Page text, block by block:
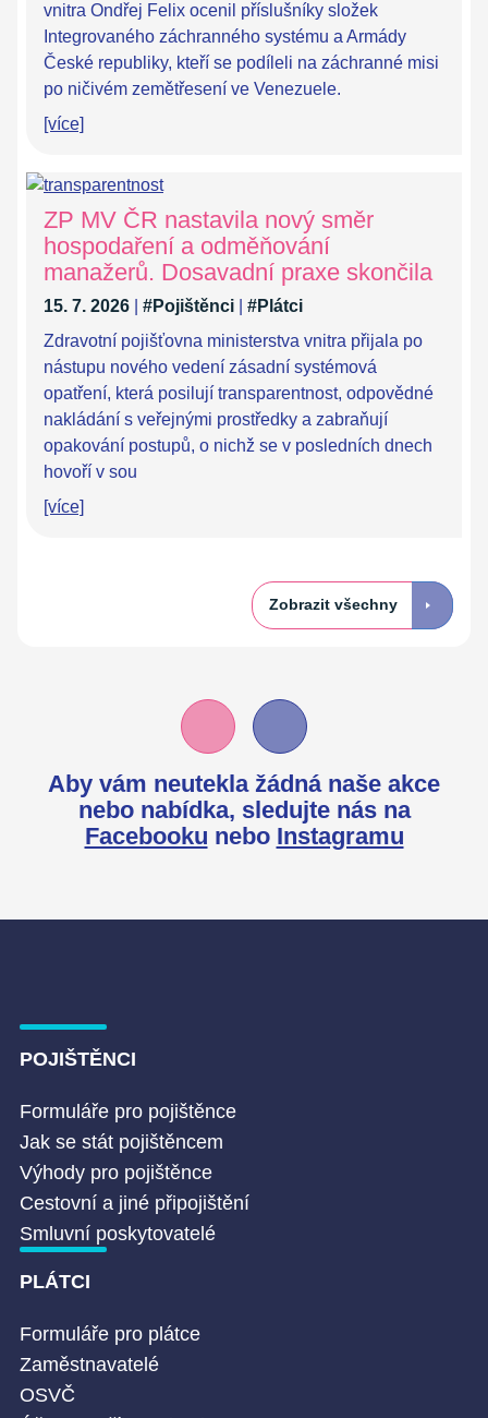
vnitra Ondřej Felix ocenil příslušníky složek
Integrovaného záchranného systému a Armády
České republiky, kteří se podíleli na záchranné misi
po ničivém zemětřesení ve Venezuele.
[více]
ZP MV ČR nastavila nový směr
hospodaření a odměňování
manažerů. Dosavadní praxe skončila
15. 7. 2026 #Pojištěnci
#Plátci
Zdravotní pojišťovna ministerstva vnitra přijala po
nástupu nového vedení zásadní systémová
opatření, která posilují transparentnost, odpovědné
nakládání s veřejnými prostředky a zabraňují
opakování postupů, o nichž se v posledních dnech
hovoří v sou
[více]
Zobrazit všechny
Aby vám neutekla žádná naše akce
nebo nabídka, sledujte nás na
Facebooku nebo Instagramu
POJIŠTĚNCI
Formuláře pro pojištěnce
Jak se stát pojištěncem
Výhody pro pojištěnce
Cestovní a jiné připojištění
Smluvní poskytovatelé
PLÁTCI
Formuláře pro plátce
Zaměstnavatelé
OSVČ